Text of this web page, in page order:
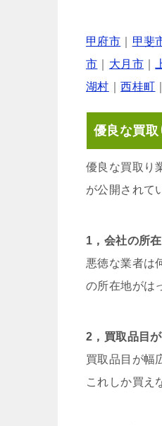
甲府市 甲斐
市
大月市
湖村 ｜西桂町
優良な買取
優良な買取り
が公開されて
1，会社の所
悪徳な業者は
の所在地がは
2，買取品目
買取品目が幅
これしか買え